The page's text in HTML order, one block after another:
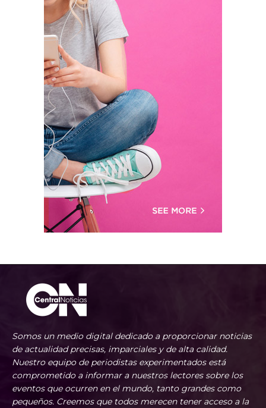
Somos un medio digital dedicado a proporcionar noticias
de actualidad precisas, imparciales y de alta calidad.
Nuestro equipo de periodistas experimentados está
comprometido a informar a nuestros lectores sobre los
eventos que ocurren en el mundo, tanto grandes como
pequeños. Creemos que todos merecen tener acceso a la